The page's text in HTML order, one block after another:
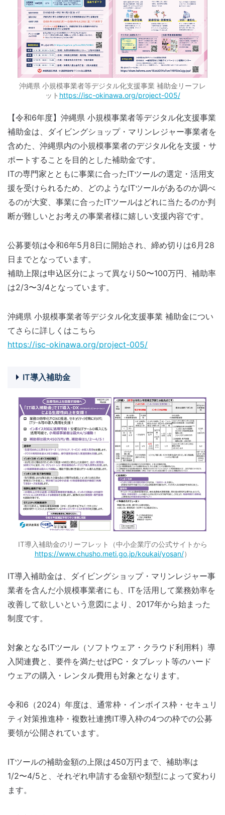
沖縄県 小規模事業者等デジタル化支援事業 補助金リーフレ
ット https://isc-okinawa.org/project-005/
【令和6年度】沖縄県 小規模事業者等デジタル化支援事業
補助金は、ダイビングショップ・マリンレジャー事業者を
含めた、沖縄県内の小規模事業者のデジタル化を支援・サ
ポートすることを目的とした補助金です。
ITの専門家とともに事業に合ったITツールの選定・活用支
援を受けられるため、どのようなITツールがあるのか調べ
るのが大変、事業に合ったITツールはどれに当たるのか判
断が難しいとお考えの事業者様に嬉しい支援内容です。
公募要領は令和6年5月8日に開始され、締め切りは6月28
日までとなっています。
補助上限は申込区分によって異なり50〜100万円、補助率
は2/3〜3/4となっています。
沖縄県 小規模事業者等デジタル化支援事業 補助金につい
てさらに詳しくはこちら
https://isc-okinawa.org/project-005/
IT導入補助金
IT導入補助金のリーフレット（中小企業庁の公式サイトから
https://www.chusho.meti.go.jp/koukai/yosan/）
IT導入補助金は、ダイビングショップ・マリンレジャー事
業者を含んだ小規模事業者にも、ITを活用して業務効率を
改善して欲しいという意図により、2017年から始まった
制度です。
対象となるITツール（ソフトウェア・クラウド利用料）導
入関連費と、要件を満たせばPC・タブレット等のハード
ウェアの購入・レンタル費用も対象となります。
令和6（2024）年度は、通常枠・インボイス枠・セキュリ
ティ対策推進枠・複数社連携IT導入枠の4つの枠での公募
要領が公開されています。
ITツールの補助金額の上限は450万円まで、補助率は
1/2〜4/5と、それぞれ申請する金額や類型によって変わり
ます。